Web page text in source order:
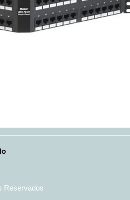
Reservados